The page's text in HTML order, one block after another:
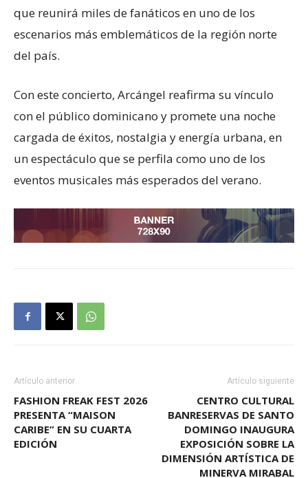
que reunirá miles de fanáticos en uno de los
escenarios más emblemáticos de la región norte
del país.
Con este concierto, Arcángel reafirma su vínculo
con el público dominicano y promete una noche
cargada de éxitos, nostalgia y energía urbana, en
un espectáculo que se perfila como uno de los
eventos musicales más esperados del verano.
Artículo anterior
FASHION FREAK FEST 2026
PRESENTA “MAISON
CARIBE” EN SU CUARTA
EDICIÓN
Artículo siguiente
CENTRO CULTURAL
BANRESERVAS DE SANTO
DOMINGO INAUGURA
EXPOSICIÓN SOBRE LA
DIMENSIÓN ARTÍSTICA DE
MINERVA MIRABAL